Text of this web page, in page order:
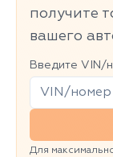
получите
вашего
Введите VIN/
Для